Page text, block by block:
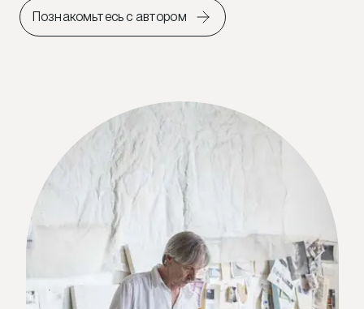
Познакомьтесь с автором